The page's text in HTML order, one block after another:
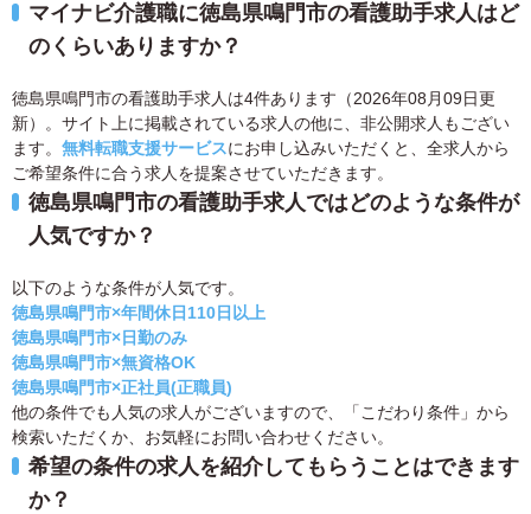
マイナビ介護職に徳島県鳴門市の看護助手求人はど
のくらいありますか？
徳島県鳴門市の看護助手求人は4件あります（2026年08月09日更
新）。サイト上に掲載されている求人の他に、非公開求人もござい
ます。 無料転職支援サービスにお申し込みいただくと、全求人から
ご希望条件に合う求人を提案させていただきます。
徳島県鳴門市の看護助手求人ではどのような条件が
人気ですか？
以下のような条件が人気です。
徳島県鳴門市×年間休日110日以上
徳島県鳴門市×日勤のみ
徳島県鳴門市×無資格OK
徳島県鳴門市×正社員(正職員)
他の条件でも人気の求人がございますので、「こだわり条件」から
検索いただくか、お気軽にお問い合わせください。
希望の条件の求人を紹介してもらうことはできます
か？